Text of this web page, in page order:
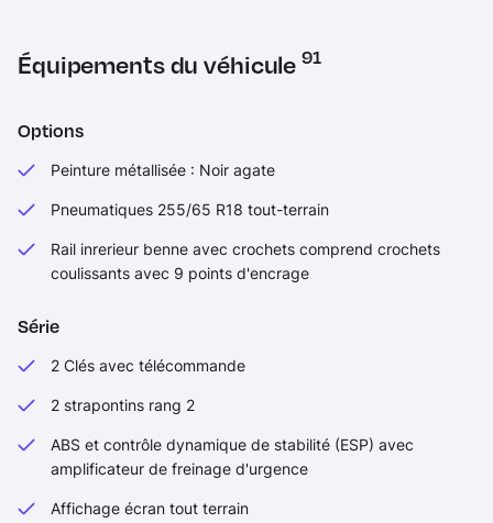
Équipements du véhicule 91
Options
Peinture métallisée : Noir agate
Pneumatiques 255/65 R18 tout-terrain
Rail inrerieur benne avec crochets comprend crochets
coulissants avec 9 points d'encrage
Série
2 Clés avec télécommande
2 strapontins rang 2
ABS et contrôle dynamique de stabilité (ESP) avec
amplificateur de freinage d'urgence
Affichage écran tout terrain